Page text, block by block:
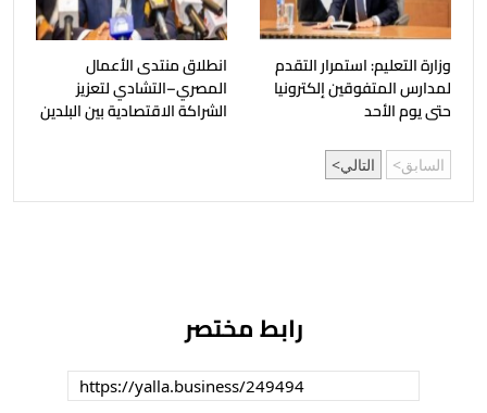
وزارة التعليم: استمرار التقدم
لمدارس المتفوقين إلكترونيا
حتى يوم الأحد
انطلاق منتدى الأعمال
المصري–التشادي لتعزيز
الشراكة الاقتصادية بين البلدين
السابق التالي
رابط مختصر